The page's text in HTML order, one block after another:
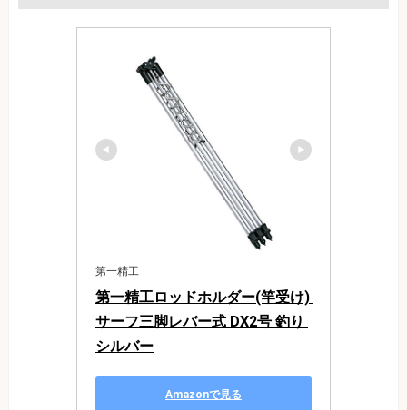
第一精工
第一精工ロッドホルダー(竿受け)
サーフ三脚レバー式 DX2号 釣り
シルバー
Amazonで見る